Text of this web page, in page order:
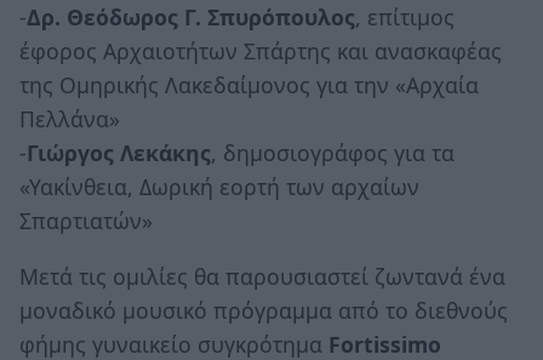
-Δρ. Θεόδωρος Γ. Σπυρόπουλος, επίτιμος
έφορος Αρχαιοτήτων Σπάρτης και ανασκαφέας
της Ομηρικής Λακεδαίμονος για την «Αρχαία
Πελλάνα»
-Γιώργος Λεκάκης, δημοσιογράφος για τα
«Υακίνθεια, Δωρική εορτή των αρχαίων
Σπαρτιατών»
Μετά τις ομιλίες θα παρουσιαστεί ζωντανά ένα
μοναδικό μουσικό πρόγραμμα από το διεθνούς
φήμης γυναικείο συγκρότημα Fortissimo